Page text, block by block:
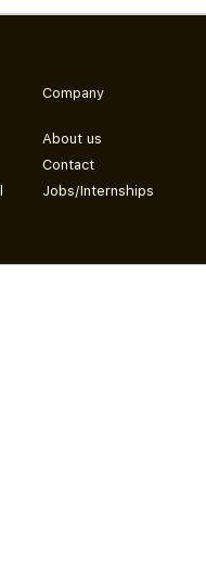
Company
About us
Contact
Jobs/Internships